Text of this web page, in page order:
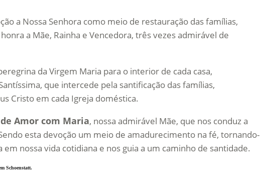
a Nossa Senhora como meio de restauração das famílias,
a Mãe, Rainha e Vencedora, três vezes admirável de
da Virgem Maria para o interior de cada casa,
que intercede pela santificação das famílias,
Cristo em cada Igreja doméstica.
Amor com Maria, nossa admirável Mãe, que nos conduz a
esta devoção um meio de amadurecimento na fé, tornando-
nossa vida cotidiana e nos guia a um caminho de santidade.
Schoenstatt.